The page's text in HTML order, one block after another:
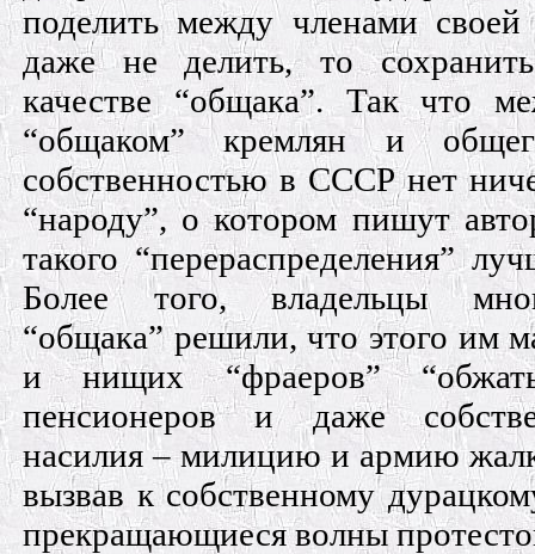
поделить между членами
даже не делить, то
качестве “общака”. Так что
“общаком” кремлян и
собственностью в СССР нет
“народу”, о котором пишут
такого “перераспределения”
Более того, владельцы
“общака” решили, что этого им
и нищих “фраеров”
пенсионеров и даже
насилия – милицию и армию
вызвав к собственному
прекращающиеся волны